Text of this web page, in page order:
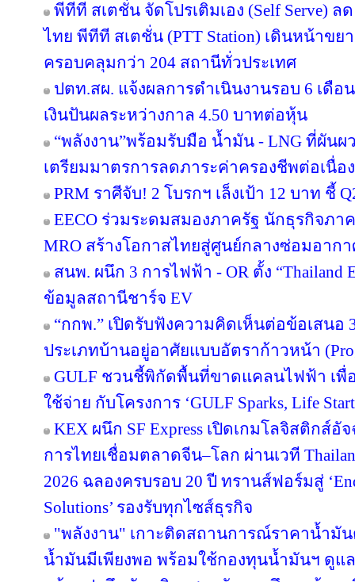
พีทีที สเตชั่น จัดโปรเติมเอง (Self Serve)
ไทย พีทีที สเตชั่น (PTT Station) เดินหน้าขยา
ครอบคลุมกว่า 204 สถานีทั่วประเทศ
ปตท.สผ. แจ้งผลการดำเนินงานรอบ 6 เดือ
เงินปันผลระหว่างกาล 4.50 บาทต่อหุ้น
“พลังงาน”พร้อมรับมือ น้ำมัน - LNG ที่ผันผ
เตรียมมาตรการลดภาระค่าครองชีพต่อเนื่อง
PRM ราศีจับ! 2 โบรกฯ เล็งเป้า 12 บาท ชี้
EECO ร่วมระดมสมองภาครัฐ นักธุรกิจภ
MRO สร้างโอกาสไทยสู่ศูนย์กลางซ่อมอาก
สนพ. ผนึก 3 การไฟฟ้า - OR ตั้ง “Thailand
ข้อมูลสถานีชาร์จ EV
“กกพ.” เปิดรับฟังความคิดเห็นต่อข้อเสน
ประเภทบ้านอยู่อาศัยแบบอัตราก้าวหน้า
GULF ชวนชี้พิกัดพื้นที่ขาดแคลนไฟฟ้า เพื่
ใช้จ่าย กับโครงการ ‘GULF Sparks, Life
KEX ผนึก SF Express เปิดเกมโลจิสติกส์
การไทยเชื่อมตลาดจีน–โลก ผ่านเวที
2026 ฉลองครบรอบ 20 ปี ทรานส์ฟอร์มสู่
Solutions’ รองรับทุกไซส์ธุรกิจ
"พลังงาน" เกาะติดสถานการณ์ราคาน้ำมั
น้ำมันมีเพียงพอ พร้อมใช้กองทุนน้ำมันฯ ดูแ